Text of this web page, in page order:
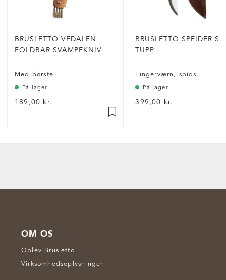
BRUSLETTO VEDALEN
FOLDBAR SVAMPEKNIV
Med børste
På lager
189,00 kr.
BRUSLETTO SPEIDER
TUPP
Fingerværn, spids
På lager
399,00 kr.
OM OS
Oplev Brusletto
Virksomhedsoplysninger